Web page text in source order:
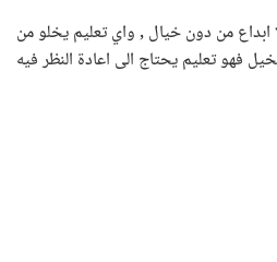
ابداع من دون خيال , واي تعليم يخلو من